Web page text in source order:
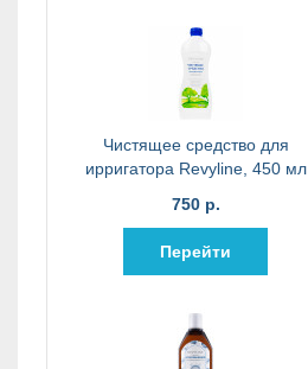
Чистящее средство для
ирригатора Revyline, 450 мл
750 р.
Перейти